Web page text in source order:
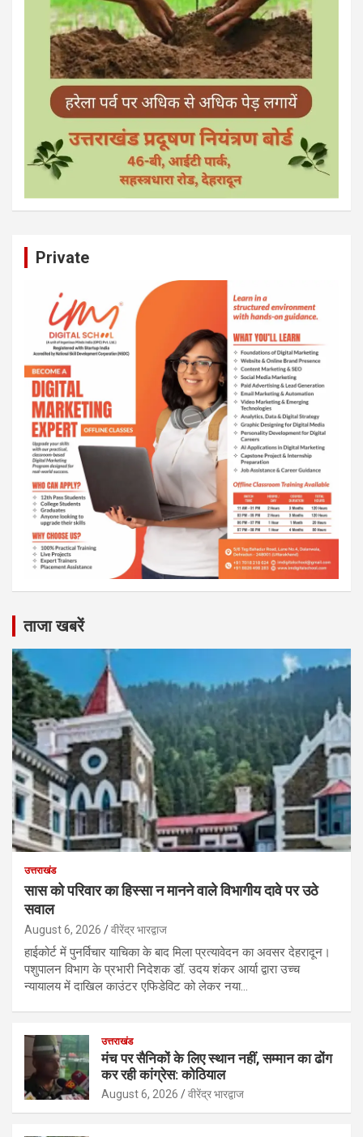
Private
ताजा खबरें
उत्तराखंड
सास को परिवार का हिस्सा न मानने वाले विभागीय दावे पर उठे
सवाल
August 6, 2026 वीरेंद्र भारद्वाज
हाईकोर्ट में पुनर्विचार याचिका के बाद मिला प्रत्यावेदन का अवसर देहरादून।
पशुपालन विभाग के प्रभारी निदेशक डॉ. उदय शंकर आर्या द्वारा उच्च
न्यायालय में दाखिल काउंटर एफिडेविट को लेकर नया…
उत्तराखंड
मंच पर सैनिकों के लिए स्थान नहीं, सम्मान का ढोंग
कर रही कांग्रेस: कोठियाल
August 6, 2026 वीरेंद्र भारद्वाज